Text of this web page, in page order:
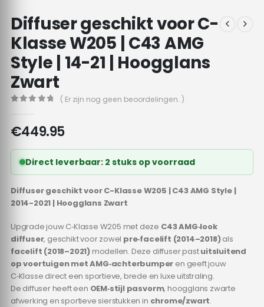
Diffuser geschikt voor C-
Klasse W205 | C43 AMG
Style | 14-21 | Hoogglans
Zwart
( Er zijn nog geen beoordelingen. )
€449.95
Direct leverbaar: 2 stuks op voorraad
Diffuser geschikt voor C-Klasse W205 | C43 AMG Style |
2014-2021 | Hoogglans Zwart
Upgrade jouw C‑Klasse W205 met deze C43 AMG‑look
diffuser, geschikt voor zowel pre‑facelift (2014–2018)als
facelift (2018–2021)modellen. Deze diffuser pastuitsluitend
op voertuigen met AMG‑achterbumper en geeft jouw
C‑Klasse direct een sportieve, brede en luxe uitstraling.
De diffuser heeft een OEM‑stijl pasvorm, hoogglans zwarte
afwerking en sportieve sierstukken in chrome/zwart.